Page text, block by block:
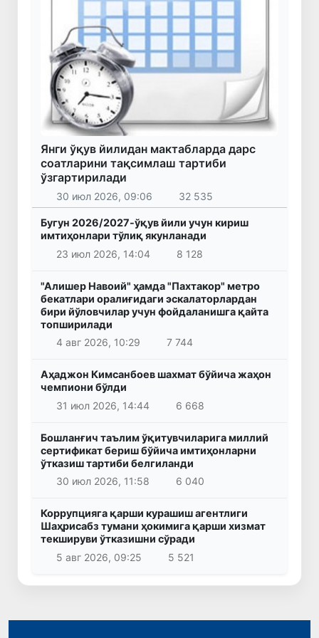
Янги ўқув йилидан мактабларда дарс
соатларини тақсимлаш тартиби
ўзгартирилади
30 июл 2026, 09:06 32 535
Бугун 2026/2027-ўқув йили учун кириш
имтиҳонлари тўлиқ якунланади
23 июл 2026, 14:04
8 128
"Алишер Навоий" ҳамда "Пахтакор" метро
бекатлари оралиғидаги эскалаторлардан
бири йўловчилар учун фойдаланишга қайта
топширилади
4 авг 2026, 10:29
7 744
Аҳаджон Кимсанбоев шахмат бўйича жаҳон
чемпиони бўлди
31 июл 2026, 14:44
6 668
Бошланғич таълим ўқитувчиларига миллий
сертификат бериш бўйича имтиҳонларни
ўтказиш тартиби белгиланди
30 июл 2026, 11:58
6 040
Коррупцияга қарши курашиш агентлиги
Шаҳрисабз тумани ҳокимига қарши хизмат
текшируви ўтказишни сўради
5 авг 2026, 09:25
5 521